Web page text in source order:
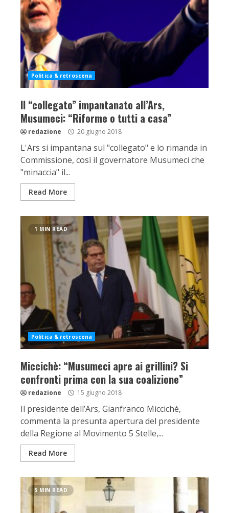
Politica & retroscena
Il “collegato” impantanato all’Ars,
Musumeci: “Riforme o tutti a casa”
redazione 20 giugno 2018
L'Ars si impantana sul "collegato" e lo rimanda in
Commissione, così il governatore Musumeci che
"minaccia" il...
Read More
1 MIN READ
Politica & retroscena
Miccichè: “Musumeci apre ai grillini? Si
confronti prima con la sua coalizione”
redazione 15 giugno 2018
Il presidente dell’Ars, Gianfranco Miccichè,
commenta la presunta apertura del presidente
della Regione al Movimento 5 Stelle,...
Read More
5 MIN READ